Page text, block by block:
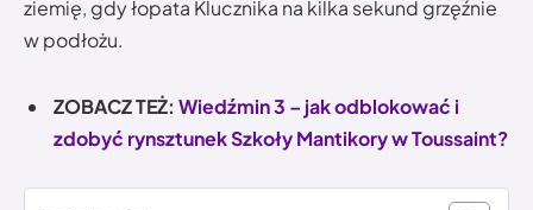
ziemię, gdy łopata Klucznika na kilka sekund grzęźnie
w podłożu.
ZOBACZ TEŻ: Wiedźmin 3 – jak odblokować i
zdobyć rynsztunek Szkoły Mantikory w Toussaint?